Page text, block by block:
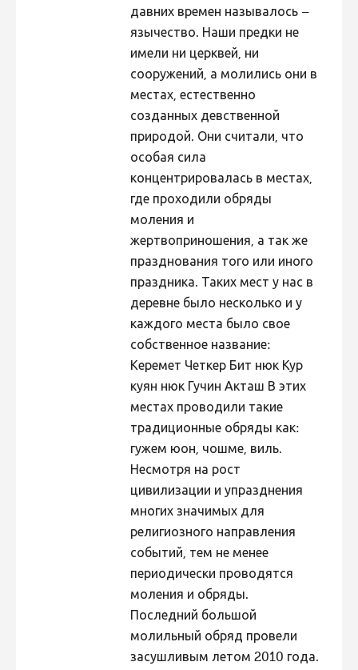
давних времен называлось –
язычество. Наши предки не
имели ни церквей, ни
сооружений, а молились они в
местах, естественно
созданных девственной
природой. Они считали, что
особая сила
концентрировалась в местах,
где проходили обряды
моления и
жертвоприношения, а так же
празднования того или иного
праздника. Таких мест у нас в
деревне было несколько и у
каждого места было свое
собственное название:
Керемет Четкер Бит нюк Кур
куян нюк Гучин Акташ В этих
местах проводили такие
традиционные обряды как:
гужем юон, чошме, виль.
Несмотря на рост
цивилизации и упразднения
многих значимых для
религиозного направления
событий, тем не менее
периодически проводятся
моления и обряды.
Последний большой
молильный обряд провели
засушливым летом 2010 года.